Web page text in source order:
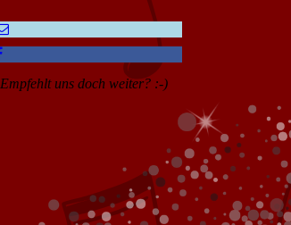
Empfehlt uns doch weiter? :-)